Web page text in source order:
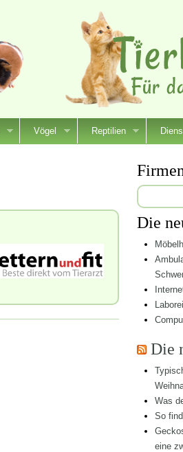
Vögel Reptilien
Suchen
nach:
Die
Die
Was
So
eine